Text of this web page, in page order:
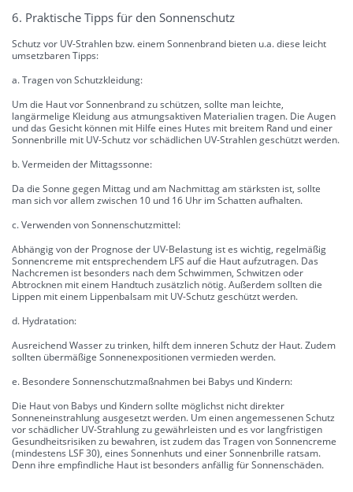
6. Praktische Tipps für den Sonnenschutz
Schutz vor UV-Strahlen bzw. einem Sonnenbrand bieten u.a. diese leicht
umsetzbaren Tipps:
a. Tragen von Schutzkleidung:
Um die Haut vor Sonnenbrand zu schützen, sollte man leichte,
langärmelige Kleidung aus atmungsaktiven Materialien tragen. Die Augen
und das Gesicht können mit Hilfe eines Hutes mit breitem Rand und einer
Sonnenbrille mit UV-Schutz vor schädlichen UV-Strahlen geschützt werden.
b. Vermeiden der Mittagssonne:
Da die Sonne gegen Mittag und am Nachmittag am stärksten ist, sollte
man sich vor allem zwischen 10 und 16 Uhr im Schatten aufhalten.
c. Verwenden von Sonnenschutzmittel:
Abhängig von der Prognose der UV-Belastung ist es wichtig, regelmäßig
Sonnencreme mit entsprechendem LFS auf die Haut aufzutragen. Das
Nachcremen ist besonders nach dem Schwimmen, Schwitzen oder
Abtrocknen mit einem Handtuch zusätzlich nötig. Außerdem sollten die
Lippen mit einem Lippenbalsam mit UV-Schutz geschützt werden.
d. Hydratation:
Ausreichend Wasser zu trinken, hilft dem inneren Schutz der Haut. Zudem
sollten übermäßige Sonnenexpositionen vermieden werden.
e. Besondere Sonnenschutzmaßnahmen bei Babys und Kindern:
Die Haut von Babys und Kindern sollte möglichst nicht direkter
Sonneneinstrahlung ausgesetzt werden. Um einen angemessenen Schutz
vor schädlicher UV-Strahlung zu gewährleisten und es vor langfristigen
Gesundheitsrisiken zu bewahren, ist zudem das Tragen von Sonnencreme
(mindestens LSF 30), eines Sonnenhuts und einer Sonnenbrille ratsam.
Denn ihre empfindliche Haut ist besonders anfällig für Sonnenschäden.